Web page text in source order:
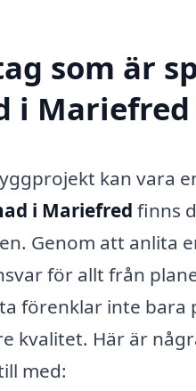
som är
i
kan vara
i Mariefred finns
Genom att anlita
för allt från
förenklar inte bara
kvalitet. Här är
med: